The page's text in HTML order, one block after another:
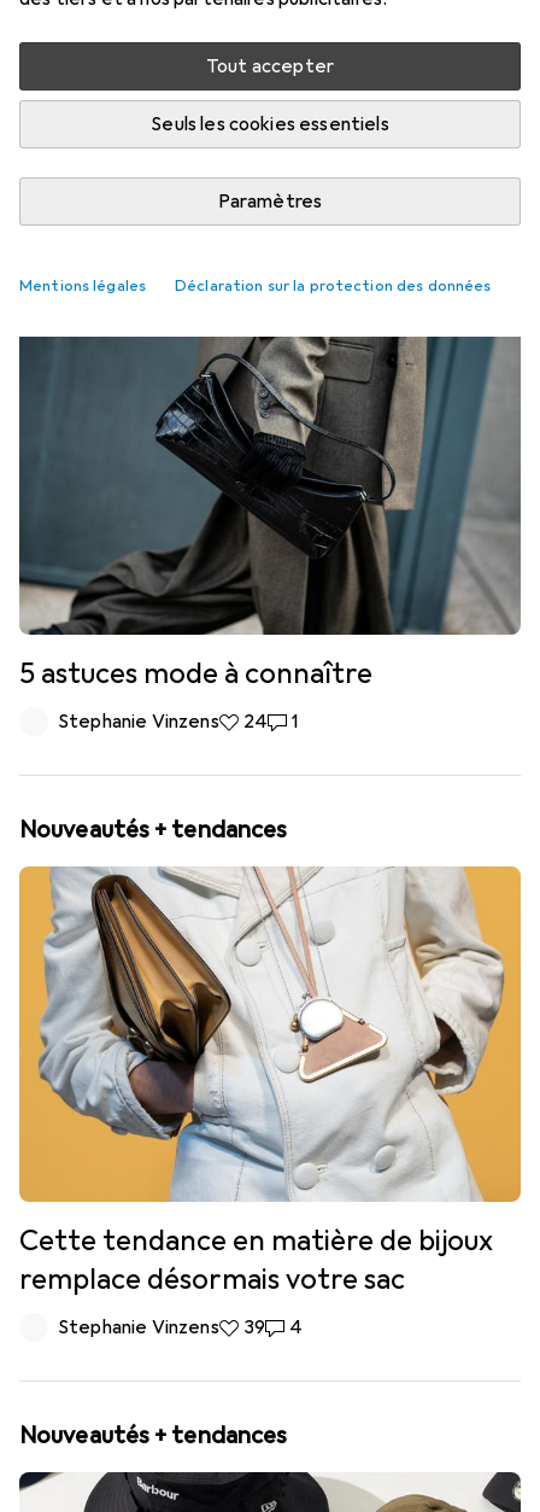
Tout accepter
Seuls les cookies essentiels
Paramètres
Mentions légales Déclaration sur la protection des données
Parapluies les mieux notés
5 astuces mode à connaître
Stephanie Vinzens24 likes
241 commentaire
1
Nouveautés + tendances
Cette tendance en matière de bijoux
remplace désormais votre sac
Stephanie Vinzens39 likes
394 commentaires
4
Nouveautés + tendances